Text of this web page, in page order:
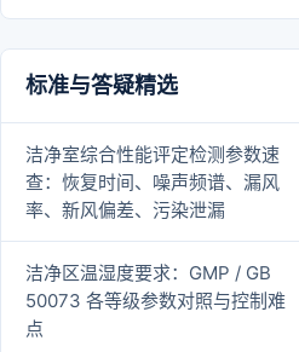
标准与答疑精选
洁净室综合性能评定检测参数速
查：恢复时间、噪声频谱、漏风
率、新风偏差、污染泄漏
洁净区温湿度要求：GMP / GB
50073 各等级参数对照与控制难
点